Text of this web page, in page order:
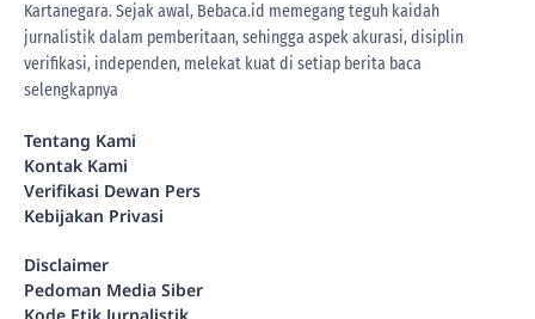
Kartanegara. Sejak awal, Bebaca.id memegang teguh kaidah
jurnalistik dalam pemberitaan, sehingga aspek akurasi, disiplin
verifikasi, independen, melekat kuat di setiap berita baca
selengkapnya
Tentang Kami
Kontak Kami
Verifikasi Dewan Pers
Kebijakan Privasi
Disclaimer
Pedoman Media Siber